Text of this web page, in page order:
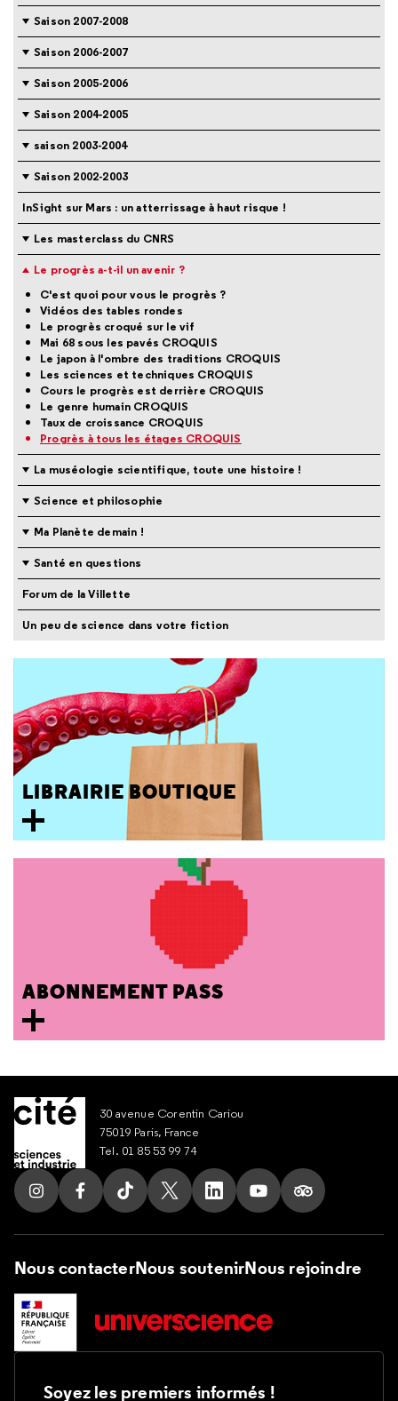
Saison 2007-2008
Saison 2006-2007
Saison 2005-2006
Saison 2004-2005
saison 2003-2004
Saison 2002-2003
InSight sur Mars : un atterrissage à haut risque !
Les masterclass du CNRS
Le progrès a-t-il un avenir ?
C'est quoi pour vous le progrès ?
Vidéos des tables rondes
Le progrès croqué sur le vif
Mai 68 sous les pavés CROQUIS
Le japon à l'ombre des traditions CROQUIS
Les sciences et techniques CROQUIS
Cours le progrès est derrière CROQUIS
Le genre humain CROQUIS
Taux de croissance CROQUIS
Progrès à tous les étages CROQUIS
La muséologie scientifique, toute une histoire !
Science et philosophie
Ma Planète demain !
Santé en questions
Forum de la Villette
Un peu de science dans votre fiction
LIBRAIRIE BOUTIQUE
ABONNEMENT PASS
30 avenue Corentin Cariou
75019 Paris, France
Tel. 01 85 53 99 74
Nous contacterNous soutenirNous rejoindre
Soyez les premiers informés !